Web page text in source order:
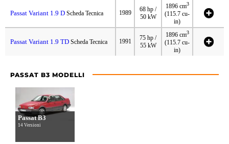
Passat Variant 1.9 D Scheda Tecnica 1989
68 hp /
50 kW
1896 cm3
(115.7 cu-
in)
Passat Variant 1.9 TD Scheda Tecnica 1991
75 hp /
55 kW
1896 cm3
(115.7 cu-
in)
PASSAT B3 MODELLI
Passat B3
14 Versioni